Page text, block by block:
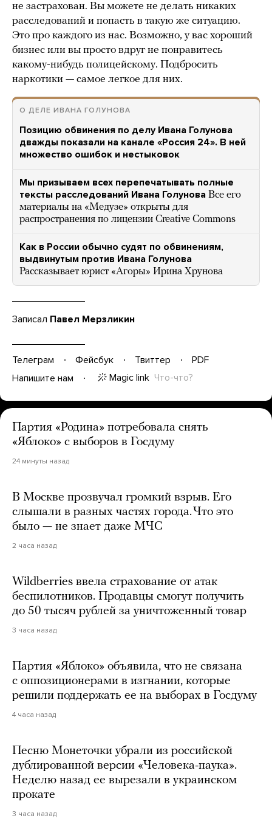
не застрахован. Вы можете не делать никаких
расследований и попасть в такую же ситуацию.
Это про каждого из нас. Возможно, у вас хороший
бизнес или вы просто вдруг не понравитесь
какому-нибудь полицейскому. Подбросить
наркотики — самое легкое для них.
О ДЕЛЕ ИВАНА ГОЛУНОВА
Позицию обвинения по делу Ивана Голунова
дважды показали на канале «Россия 24». В ней
множество ошибок и нестыковок
Мы призываем всех перепечатывать полные
тексты расследований Ивана Голунова Все его
материалы на «Медузе» открыты для
распространения по лицензии Creative Commons
Как в России обычно судят по обвинениям,
выдвинутым против Ивана Голунова
Рассказывает юрист «Агоры» Ирина Хрунова
Записал Павел Мерзликин
Телеграм Фейсбук Твиттер
PDF
Напишите нам
Magic link Что-что?
Партия «Родина» потребовала снять
«Яблоко» с выборов в Госдуму
24 минуты назад
В Москве прозвучал громкий взрыв. Его
слышали в разных частях города. Что это
было — не знает даже МЧС
2 часа назад
Wildberries ввела страхование от атак
беспилотников. Продавцы смогут получить
до 50 тысяч рублей за уничтоженный товар
3 часа назад
Партия «Яблоко» объявила, что не связана
с оппозиционерами в изгнании, которые
решили поддержать ее на выборах в Госдуму
4 часа назад
Песню Монеточки убрали из российской
дублированной версии «Человека-паука».
Неделю назад ее вырезали в украинском
прокате
3 часа назад